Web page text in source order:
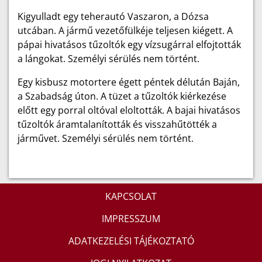
Kigyulladt egy teherautó Vaszaron, a Dózsa
utcában. A jármű vezetőfülkéje teljesen kiégett. A
pápai hivatásos tűzoltók egy vízsugárral elfojtották
a lángokat. Személyi sérülés nem történt.
Egy kisbusz motortere égett péntek délután Baján,
a Szabadság úton. A tüzet a tűzoltók kiérkezése
előtt egy porral oltóval eloltották. A bajai hivatásos
tűzoltók áramtalanították és visszahűtötték a
járművet. Személyi sérülés nem történt.
KAPCSOLAT
IMPRESSZUM
ADATKEZELÉSI TÁJÉKOZTATÓ